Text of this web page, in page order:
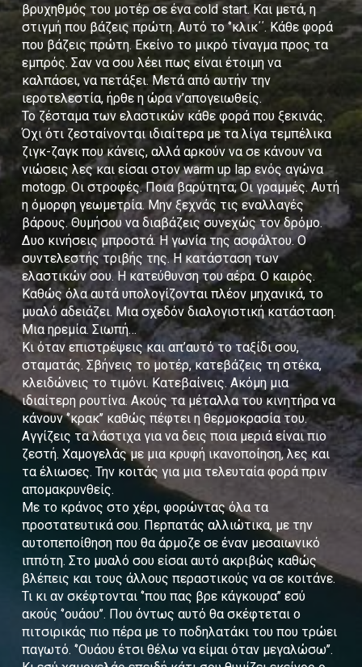
βρυχηθμός του μοτέρ σε ένα cold start. Και μετά, η
στιγμή που βάζεις πρώτη. Αυτό το ‘’κλικ΄΄. Κάθε φορά
που βάζεις πρώτη. Εκείνο το μικρό τίναγμα προς τα
εμπρός. Σαν να σου λέει πως είναι έτοιμη να
καλπάσει, να πετάξει. Μετά από αυτήν την
ιεροτελεστία, ήρθε η ώρα ν’απογειωθείς.
Το ζέσταμα των ελαστικών κάθε φορά που ξεκινάς.
Όχι ότι ζεσταίνονται ιδιαίτερα με τα λίγα τεμπέλικα
ζιγκ-ζαγκ που κάνεις, αλλά αρκούν να σε κάνουν να
νιώσεις λες και είσαι στον warm up lap ενός αγώνα
motogp. Οι στροφές. Ποια βαρύτητα; Οι γραμμές. Αυτή
η όμορφη γεωμετρία. Μην ξεχνάς τις εναλλαγές
βάρους. Θυμήσου να διαβάζεις συνεχώς τον δρόμο.
Δυο κινήσεις μπροστά. Η γωνία της ασφάλτου. Ο
συντελεστής τριβής της. Η κατάσταση των
ελαστικών σου. Η κατεύθυνση του αέρα. Ο καιρός.
Καθώς όλα αυτά υπολογίζονται πλέον μηχανικά, το
μυαλό αδειάζει. Μια σχεδόν διαλογιστική κατάσταση.
Μια ηρεμία. Σιωπή…
Κι όταν επιστρέψεις και απ’αυτό το ταξίδι σου,
σταματάς. Σβήνεις το μοτέρ, κατεβάζεις τη στέκα,
κλειδώνεις το τιμόνι. Κατεβαίνεις. Ακόμη μια
ιδιαίτερη ρουτίνα. Ακούς τα μέταλλα του κινητήρα να
κάνουν ‘’κρακ’’ καθώς πέφτει η θερμοκρασία του.
Αγγίζεις τα λάστιχα για να δεις ποια μεριά είναι πιο
ζεστή. Χαμογελάς με μια κρυφή ικανοποίηση, λες και
τα έλιωσες. Την κοιτάς για μια τελευταία φορά πριν
απομακρυνθείς.
Με το κράνος στο χέρι, φορώντας όλα τα
προστατευτικά σου. Περπατάς αλλιώτικα, με την
αυτοπεποίθηση που θα άρμοζε σε έναν μεσαιωνικό
ιππότη. Στο μυαλό σου είσαι αυτό ακριβώς καθώς
βλέπεις και τους άλλους περαστικούς να σε κοιτάνε.
Τι κι αν σκέφτονται ‘’που πας βρε κάγκουρα’’ εσύ
ακούς ‘’ουάου’’. Που όντως αυτό θα σκέφτεται ο
πιτσιρικάς πιο πέρα με το ποδηλατάκι του που τρώει
παγωτό. ‘’Ουάου έτσι θέλω να είμαι όταν μεγαλώσω’’.